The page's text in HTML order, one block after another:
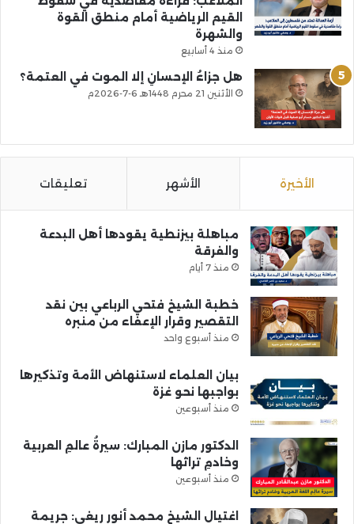
القيم الرياضية أمام منطق القوة
والشهرة
منذ 4 أسابيع
هل جزاءُ الإحسانِ إلا الموت في العتمة؟
الأثنين 21 محرم 1448هـ 6-7-2026م
الأخيرة الأشهر تعليقات
مباهلة بيزنطية يقودها أهل البدعة
والفرقة
منذ 7 أيام
خطبة الشيخ فتحي الرباعي بين نقد
التقصير وقرار الإعفاء من منبره
منذ أسبوع واحد
بيان العلماء لاستنهاض الأمة وتذكيرها
بواجبها نحو غزة
منذ أسبوعين
الدكتور مازن المبارك: سيرةُ عالمِ العربية
وخادمِ تراثها
منذ أسبوعين
اغتيال الشيخ محمد أنور ريغي: جريمة